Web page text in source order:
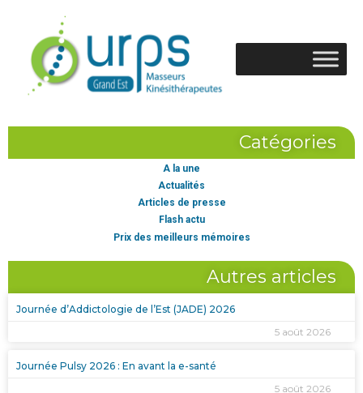
Catégories
A la une
Actualités
Articles de presse
Flash actu
Prix des meilleurs mémoires
Autres articles
Journée d’Addictologie de l’Est (JADE) 2026
5 août 2026
Journée Pulsy 2026 : En avant la e-santé
5 août 2026